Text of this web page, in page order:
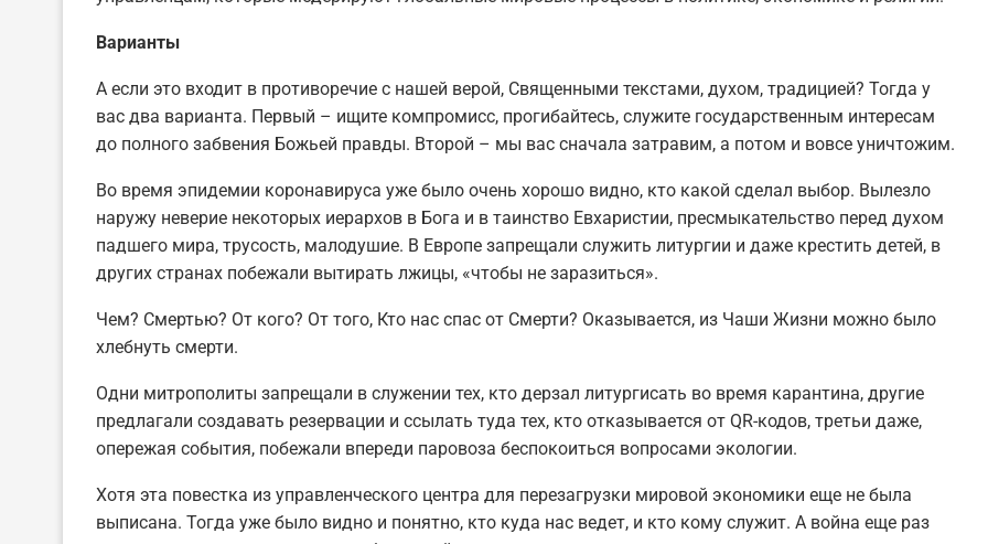
Варианты
А если это входит в противоречие с нашей верой, Священными текстами, духом, традицией? Тогда у
вас два варианта. Первый – ищите компромисс, прогибайтесь, служите государственным интересам
до полного забвения Божьей правды. Второй – мы вас сначала затравим, а потом и вовсе уничтожим.
Во время эпидемии коронавируса уже было очень хорошо видно, кто какой сделал выбор. Вылезло
наружу неверие некоторых иерархов в Бога и в таинство Евхаристии, пресмыкательство перед духом
падшего мира, трусость, малодушие. В Европе запрещали служить литургии и даже крестить детей, в
других странах побежали вытирать лжицы, «чтобы не заразиться».
Чем? Смертью? От кого? От того, Кто нас спас от Смерти? Оказывается, из Чаши Жизни можно было
хлебнуть смерти.
Одни митрополиты запрещали в служении тех, кто дерзал литургисать во время карантина, другие
предлагали создавать резервации и ссылать туда тех, кто отказывается от QR-кодов, третьи даже,
опережая события, побежали впереди паровоза беспокоиться вопросами экологии.
Хотя эта повестка из управленческого центра для перезагрузки мировой экономики еще не была
выписана. Тогда уже было видно и понятно, кто куда нас ведет, и кто кому служит. А война еще раз